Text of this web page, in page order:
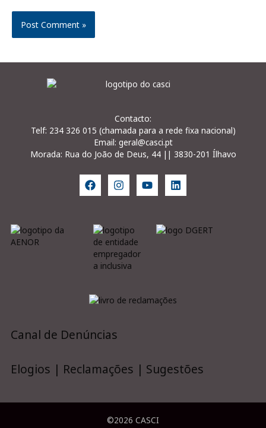
Contacto:
Telf: 234 326 015 (chamada para a rede fixa nacional)
Email: geral@casci.pt
Morada: Rua do João de Deus, 44 || 3830-201 Ílhavo
Canal de Denúncias
Elogios | Reclamações | Sugestões
©2026 CASCI